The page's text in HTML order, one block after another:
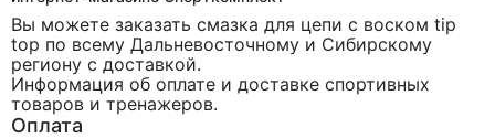
Вы можете заказать смазка для цепи с воском tip
top по всему Дальневосточному и Сибирскому
региону с доставкой.
Информация об оплате и доставке спортивных
товаров и тренажеров.
Оплата